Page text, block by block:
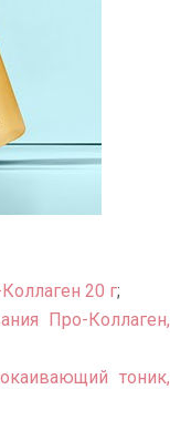
20 г;
Про-Коллаген,
тоник,